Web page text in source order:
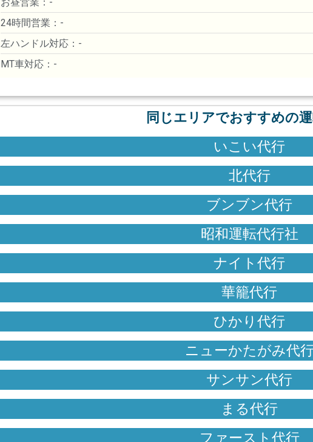
24時間営業：-
左ハンドル対応：-
MT車対応：-
同じエリアでおすすめの
いこい代行
北代行
ブンブン代行
昭和運転代行社
ナイト代行
華籠代行
ひかり代行
ニューかたがみ代
サンサン代行
まる代行
ファースト代行